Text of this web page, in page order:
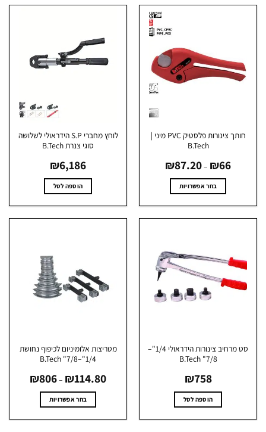
חותך צינורות פלסטיק PVC מיני |
–
₪87.20 מחירים:
עד
בחר אפשרויות
ניתן
לבחור
את
האפשרויות
לוחץ מחברי S.P הידראולי לשלושה
סוגי צנרת B.Tech
₪6,186
הוספה לסל
סט מרחיב צינורות הידראולי 1/4"–
₪
הוספה לסל
מטריצות אלומיניום לכיפוף נחושת
₪114.80
–
₪806 מחירים:
עד
בחר אפשרויות